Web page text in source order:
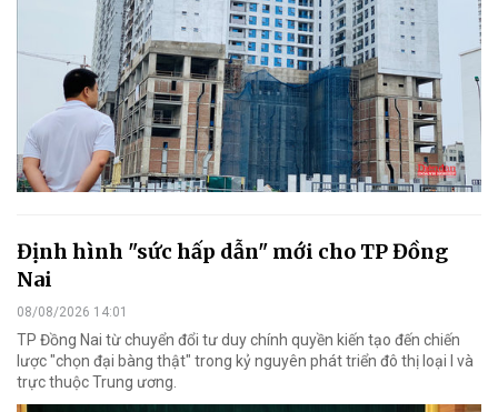
Định hình "sức hấp dẫn" mới cho TP Đồng
Nai
08/08/2026 14:01
TP Đồng Nai từ chuyển đổi tư duy chính quyền kiến tạo đến chiến
lược "chọn đại bàng thật" trong kỷ nguyên phát triển đô thị loại I và
trực thuộc Trung ương.